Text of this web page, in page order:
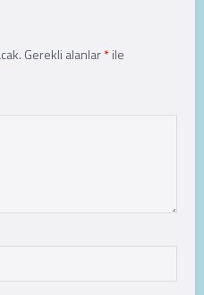
Gerekli alanlar*ile